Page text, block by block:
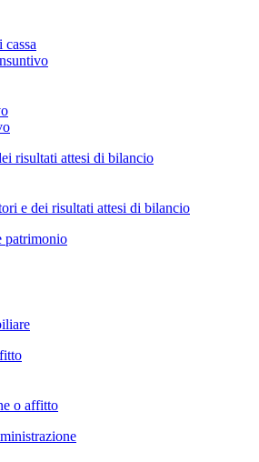
risultati attesi di bilancio
e dei risultati attesi di bilancio
patrimonio
o affitto